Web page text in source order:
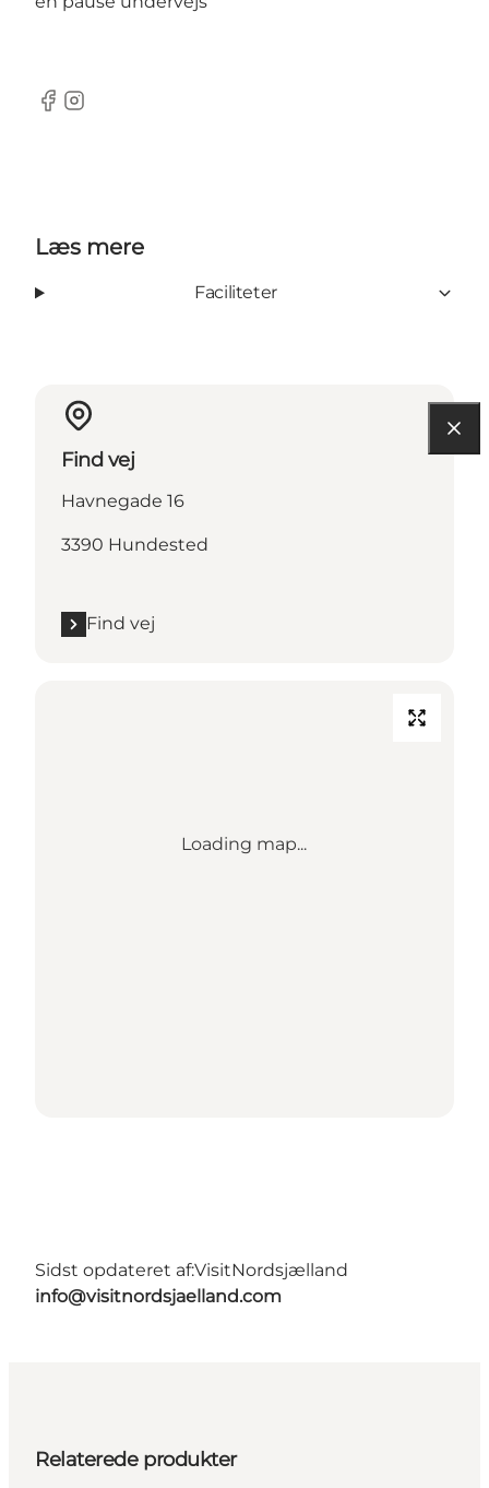
Facebook
Instagram
Læs mere
Faciliteter
Find vej
Havnegade 16
3390 Hundested
Find vej
Loading map...
Sidst opdateret af:VisitNordsjælland
info@visitnordsjaelland.com
Relaterede produkter